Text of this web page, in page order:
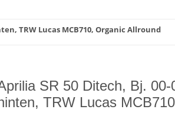
TRW Lucas MCB710, Organic Allround
SR 50 Ditech, Bj.
TRW Lucas